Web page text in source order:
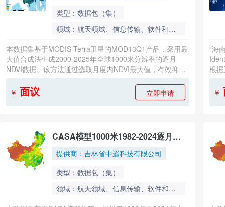
类型：数据包（集）
领域：航天领域、信息传输、软件和信息技术服务
本数据集基于MODIS Terra卫星的MOD13Q1产品，采用最
大值合成法生成2000-2025年全球1000米分辨率的逐月
NDVI数据。该方法通过选取月度内NDVI最大值，有效抑制
被生长的峰值空间分布。数据集已继承MOD13Q1的严格质
量控制流程，具备良好的时间一致性与空间可比性，是进行
￥ 面议 立即申请
“海
根
￥
CASA模型1000米1982-2024逐月
NPP数据集
提供商：吉林省中遥科技有限公司
类型：数据包（集）
领域：航天领域、信息传输、软件和信息技术服务